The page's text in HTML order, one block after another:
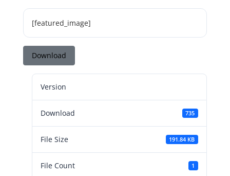
[featured_image]
Download
Version
Download 735
File Size 191.84 KB
File Count 1